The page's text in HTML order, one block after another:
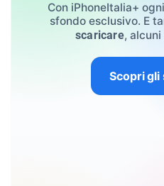
Con iPhoneItalia+
sfondo esclusivo. E
scaricare,
Scopri gli